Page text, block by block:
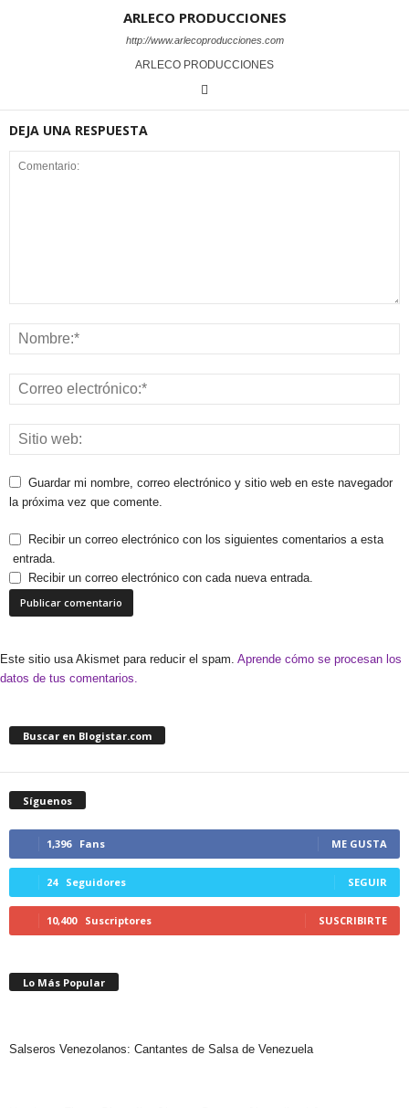
ARLECO PRODUCCIONES
http://www.arlecoproducciones.com
ARLECO PRODUCCIONES
DEJA UNA RESPUESTA
Guardar mi nombre, correo electrónico y sitio web en este navegador
la próxima vez que comente.
Recibir un correo electrónico con los siguientes comentarios a esta
entrada.
Recibir un correo electrónico con cada nueva entrada.
Este sitio usa Akismet para reducir el spam. Aprende cómo se procesan los
datos de tus comentarios.
Buscar en Blogistar.com
Síguenos
1,396 Fans ME GUSTA
24 Seguidores SEGUIR
10,400 Suscriptores SUSCRIBIRTE
Lo Más Popular
Salseros Venezolanos: Cantantes de Salsa de Venezuela